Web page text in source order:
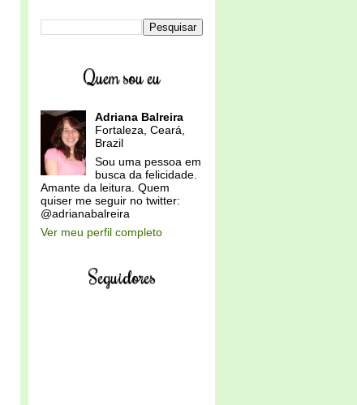
Quem sou eu
Adriana Balreira
Fortaleza, Ceará,
Brazil
Sou uma pessoa em
busca da felicidade.
Amante da leitura. Quem
quiser me seguir no twitter:
@adrianabalreira
Ver meu perfil completo
Seguidores